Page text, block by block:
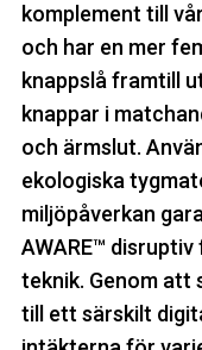
komplement till
och har en mer
knappslå framtill
knappar i
och ärmslut.
ekologiska
miljöpåverkan
AWARE™
teknik. Genom att
till ett särskilt